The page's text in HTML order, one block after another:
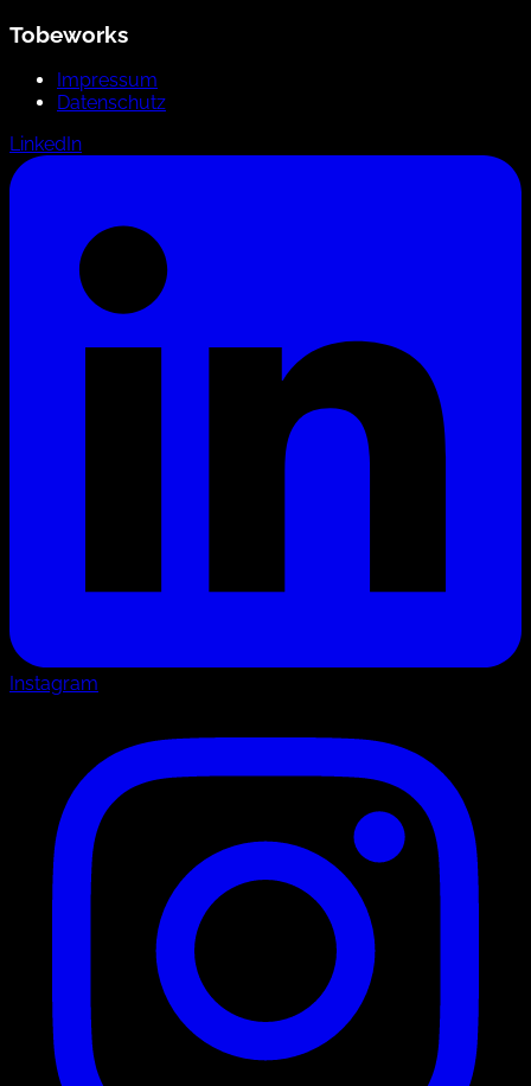
Tobeworks
Impressum
Datenschutz
LinkedIn
Instagram